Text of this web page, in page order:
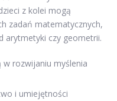
z kolei mogą
zadań matematycznych,
arytmetyki czy geometrii.
w rozwijaniu myślenia
i umiejętności